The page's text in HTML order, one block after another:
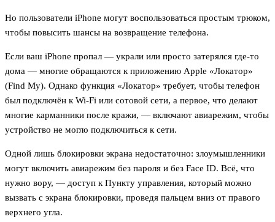
Но пользователи iPhone могут воспользоваться простым трюком,
чтобы повысить шансы на возвращение телефона.
Если ваш iPhone пропал — украли или просто затерялся где-то
дома — многие обращаются к приложению Apple «Локатор»
(Find My). Однако функция «Локатор» требует, чтобы телефон
был подключён к Wi-Fi или сотовой сети, а первое, что делают
многие карманники после кражи, — включают авиарежим, чтобы
устройство не могло подключиться к сети.
Одной лишь блокировки экрана недостаточно: злоумышленники
могут включить авиарежим без пароля и без Face ID. Всё, что
нужно вору, — доступ к Пункту управления, который можно
вызвать с экрана блокировки, проведя пальцем вниз от правого
верхнего угла.